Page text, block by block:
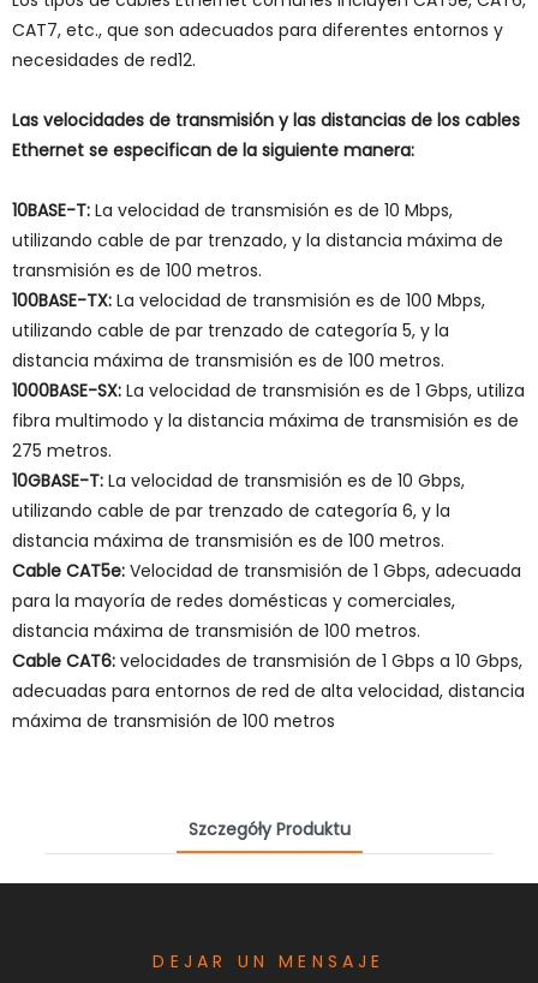
CAT7, etc., que son adecuados para diferentes entornos y
necesidades de red12.
Las velocidades de transmisión y las distancias de los cables
Ethernet se especifican de la siguiente manera:
10BASE-T: La velocidad de transmisión es de 10 Mbps,
utilizando cable de par trenzado, y la distancia máxima de
transmisión es de 100 metros.
100BASE-TX: La velocidad de transmisión es de 100 Mbps,
utilizando cable de par trenzado de categoría 5, y la
distancia máxima de transmisión es de 100 metros.
1000BASE-SX: La velocidad de transmisión es de 1 Gbps, utiliza
fibra multimodo y la distancia máxima de transmisión es de
275 metros.
10GBASE-T: La velocidad de transmisión es de 10 Gbps,
utilizando cable de par trenzado de categoría 6, y la
distancia máxima de transmisión es de 100 metros.
Cable CAT5e: Velocidad de transmisión de 1 Gbps, adecuada
para la mayoría de redes domésticas y comerciales,
distancia máxima de transmisión de 100 metros.
Cable CAT6: velocidades de transmisión de 1 Gbps a 10 Gbps,
adecuadas para entornos de red de alta velocidad, distancia
máxima de transmisión de 100 metros
Szczegóły Produktu
DEJAR UN MENSAJE